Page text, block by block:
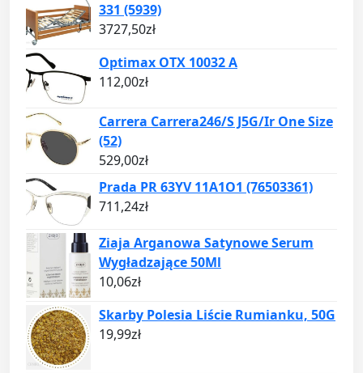
331 (5939)
3727,50zł
Optimax OTX 10032 A
112,00zł
Carrera Carrera246/S J5G/Ir One Size
(52)
529,00zł
Prada PR 63YV 11A1O1 (76503361)
711,24zł
Ziaja Arganowa Satynowe Serum
Wygładzające 50Ml
10,06zł
Skarby Polesia Liście Rumianku, 50G
19,99zł